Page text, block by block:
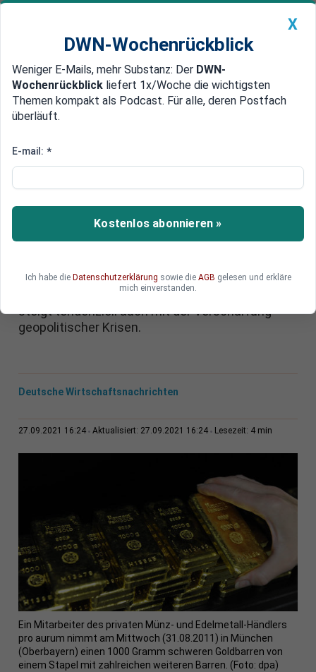
Newsticker MEIN DWN: Geldanlage Premium
Edelmetalle DWN-Magazin China
Schnellt der Goldpreis bis zum
hoch?
In Zeiten wie diesen, in denen die Geld- und
Fiskalpolitik noch nie lockerer war, könnte der
3.000 US-Dollar steigen. Das hat nicht nur einen
geldpolitischen Hintergrund. Denn der Goldpreis
steigt tendenziell auch mit der Verschärfung
geopolitischer Krisen.
Deutsche Wirtschaftsnachrichten
27.09.2021 16:24 Aktualisiert: 27.09.2021 16:24 Lesezeit: 4 min
Ein Mitarbeiter des privaten Münz- und Edelmetall-Händlers
pro aurum nimmt am Mittwoch (31.08.2011) in München
(Oberbayern) einen 1000 Gramm schweren Goldbarren von
einem Stapel mit zahlreichen weiteren Barren. (Foto: dpa)
X
DWN-Wochenrückblick
Weniger E-Mails, mehr Substanz: Der DWN-
Wochenrückblick liefert 1x/Woche die wichtigsten
Themen kompakt als Podcast. Für alle, deren Postfach
überläuft.
E-mail: *
Kostenlos abonnieren »
Ich habe die Datenschutzerklärung sowie die AGB gelesen und erkläre
mich einverstanden.